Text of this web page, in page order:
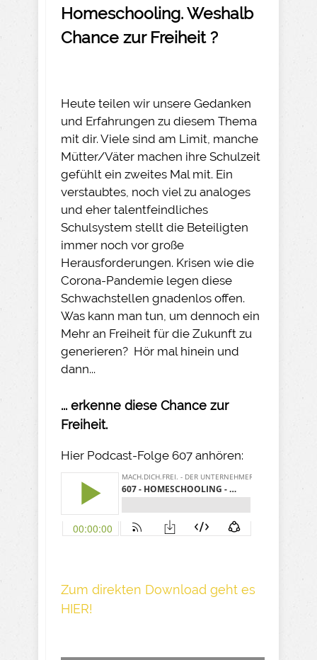
Homeschooling. Weshalb
Chance zur Freiheit ?
Heute teilen wir unsere Gedanken
und Erfahrungen zu diesem Thema
mit dir. Viele sind am Limit, manche
Mütter/Väter machen ihre Schulzeit
gefühlt ein zweites Mal mit. Ein
verstaubtes, noch viel zu analoges
und eher talentfeindliches
Schulsystem stellt die Beteiligten
immer noch vor große
Herausforderungen. Krisen wie die
Corona-Pandemie legen diese
Schwachstellen gnadenlos offen.
Was kann man tun, um dennoch ein
Mehr an Freiheit für die Zukunft zu
generieren? Hör mal hinein und
dann...
... erkenne diese Chance zur
Freiheit.
Hier Podcast-Folge 607 anhören:
Z um direkte n Download geh t es
HIER!